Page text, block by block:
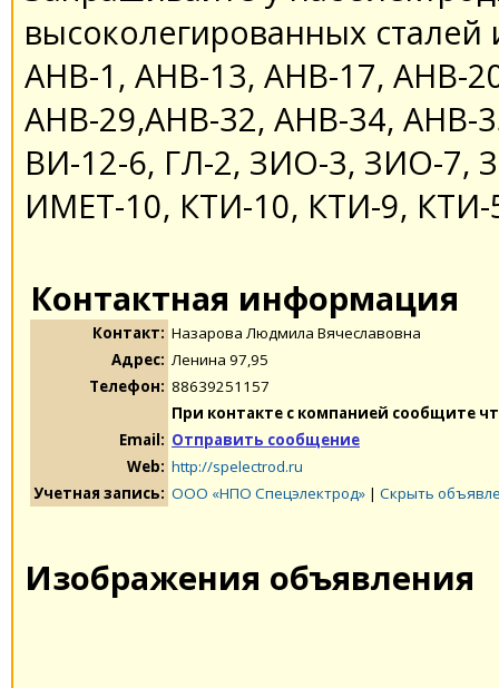
высоколегированных сталей
АНВ-1, АНВ-13, АНВ-17, АНВ-
АНВ-29,АНВ-32, АНВ-34,
ВИ-12-6, ГЛ-2, ЗИО-3, ЗИО-7,
ИМЕТ-10, КТИ-10, КТИ-9,
Контактная информация
Контакт: Назарова Людмила Вячеславовна
Адрес: Ленина 97,95
Телефон: 88639251157
При контакте с компанией сообщите
Email: Отправить сообщение
Web: http://spelectrod.ru
Учетная запись: ООО «НПО Спецэлектрод» | Скрыть
Изображения объявления